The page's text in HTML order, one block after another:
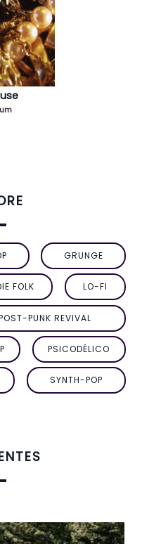
GRUNGE
FOLK LO-FI
PUNK REVIVAL
PSICODÉLICO
SYNTH-POP